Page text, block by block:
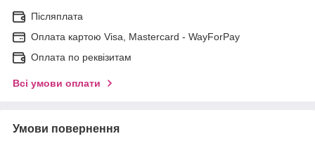
Післяплата
Оплата картою Visa, Mastercard - WayForPay
Оплата по реквізитам
Всі умови оплати
Умови повернення